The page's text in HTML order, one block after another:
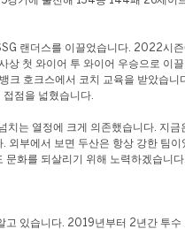
랜더스를 이끌었습니다. 2022시
상 첫 와이어 투 와이어 우승으로 이
크 호크스에서 코치 교육을 받았습니
점을 넓혔습니다.
치는 열정에 크게 의존했습니다. 지금
외부에서 보면 두산은 항상 강한 팀이
문화를 되살리기 위해 노력하겠습니
고 있습니다. 2019년부터 2년간 투수